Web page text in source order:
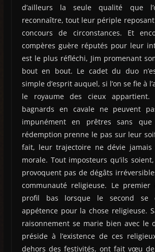
d’ailleurs la seule qualité que
reconnaître, tout leur périple
concours de circonstances. Et
compères guère réputés pour leur
est le plus réfléchi, Jim promenant
bout en bout. Le cadet du duo
simple d’esprit auquel, si l’on se fie à
le royaume des cieux
bagnards en cavale ne peuvent
impunément en prêtres sans
rédemption prenne le pas sur leur
fait, leur trajectoire ne dévie jamais
morale. Tout imposteurs qu’ils
provoquent pas de dégâts
communauté religieuse. Le
profil bas lorsque le second se
appétence pour la chose religieuse.
raisonnement se marie bien avec le
préside à l’existence de ces
dehors des festivités, ont fait vœu